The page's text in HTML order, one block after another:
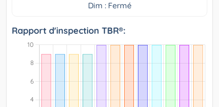
Dim : Fermé
Rapport d'inspection TBR®: